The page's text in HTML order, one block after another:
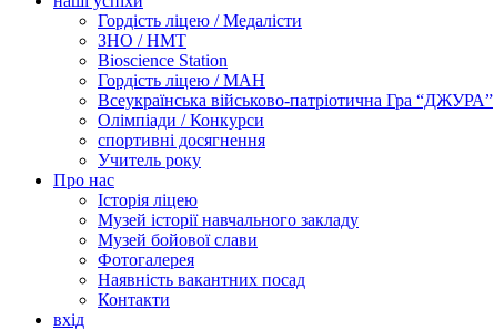
Гордість ліцею / Медалісти
ЗНО / НМТ
Bioscience Station
Гордість ліцею / МАН
Всеукраїнська військово-патріотична Гра “ДЖУРА”
Олімпіади / Конкурси
спортивні досягнення
Учитель року
Про нас
Історія ліцею
Музей історії навчального закладу
Музей бойової слави
Фотогалерея
Наявність вакантних посад
Контакти
вхід